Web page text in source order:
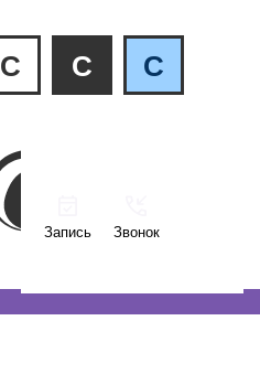
C C C
Запись Звонок